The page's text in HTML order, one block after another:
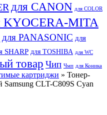
для CANON для COLOR
KYOCERA-MITA
для PANASONIC для
SHARP для TOSHIBA для WC
товар Чип Чмп для Коника
картриджи » Тонер-
CLT-C809S Cyan